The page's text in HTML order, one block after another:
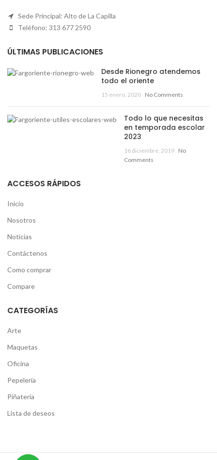
Sede Principal: Alto de La Capilla
Teléfono: 313 677 2590
ÚLTIMAS PUBLICACIONES
Desde Rionegro atendemos
todo el oriente
15 enero, 2020 No Comments
Todo lo que necesitas
en temporada escolar
2023
16 diciembre, 2019 No
Comments
ACCESOS RÁPIDOS
Inicio
Nosotros
Noticias
Contáctenos
Como comprar
Compare
CATEGORÍAS
Arte
Maquetas
Oficina
Pepelería
Piñatería
Lista de deseos